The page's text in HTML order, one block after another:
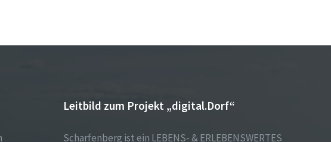
Leitbild zum Projekt „digital.Dorf“
Scharfenberg ist ein LEBENS- & ERLEBENSWERTES